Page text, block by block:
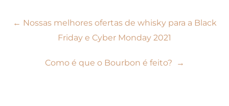
Navegação
artigos
← Nossas melhores ofertas de whisky para a Black
Friday e Cyber Monday 2021
Como é que o Bourbon é feito? →